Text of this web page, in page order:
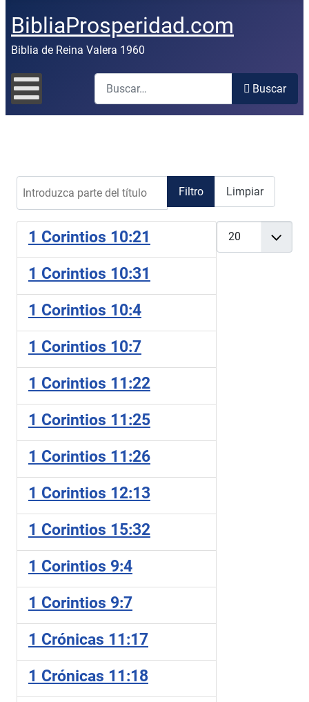
BibliaProsperidad.com
Biblia de Reina Valera 1960
Buscar
Buscar
Filtro Limpiar
1 Corintios 10:21
1 Corintios 10:31
1 Corintios 10:4
1 Corintios 10:7
1 Corintios 11:22
1 Corintios 11:25
1 Corintios 11:26
1 Corintios 12:13
1 Corintios 15:32
1 Corintios 9:4
1 Corintios 9:7
1 Crónicas 11:17
1 Crónicas 11:18